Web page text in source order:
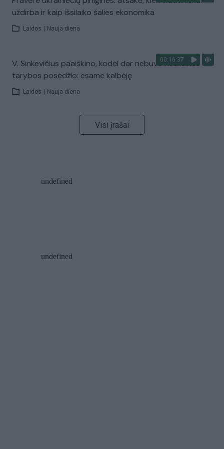
uždirba ir kaip išsilaiko šalies ekonomika
Laidos Nauja diena
00:16:37
V. Sinkevičius paaiškino, kodėl dar nebuvo Koalicinės
tarybos posėdžio: esame kalbėję
Laidos Nauja diena
Visi įrašai